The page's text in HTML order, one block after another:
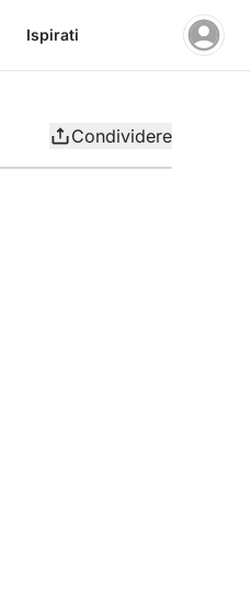
Ispirati
Condividere